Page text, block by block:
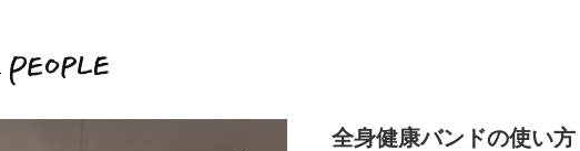
全身健康バンドの使い方